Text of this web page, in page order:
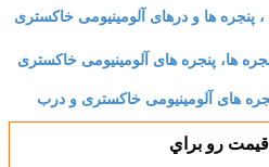
پنجره ها و درهای آلومینیومی خاکستری
ها، پنجره های آلومینیومی خاکستری
های آلومینیومی خاکستری و درب
قيمت رو براي